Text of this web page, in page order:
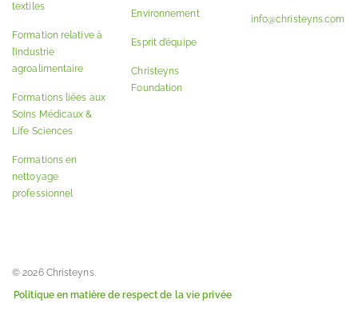
textiles
Formation relative à
l’industrie
agroalimentaire
Formations liées aux
Soins Médicaux &
Life Sciences
Formations en
nettoyage
professionnel
Environnement
Esprit d’équipe
Christeyns
Foundation
info@christeyns.com
© 2026 Christeyns.
Politique en matière de respect de la vie privée